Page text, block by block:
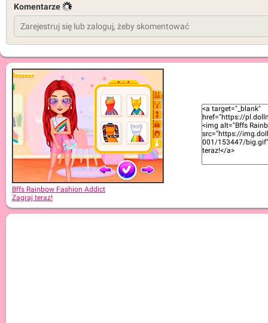
Komentarze
Bffs Rainbow Fashion Addict
Zagraj teraz!